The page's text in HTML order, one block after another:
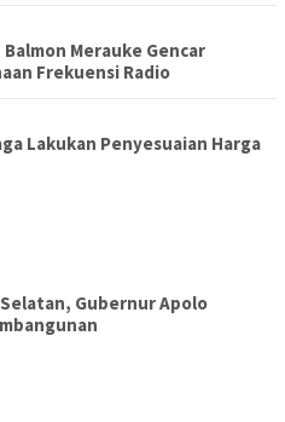
Merauke Gencar
Frekuensi Radio
Lakukan Penyesuaian Harga
Gubernur Apolo
Resmi Digelar, Siapkan